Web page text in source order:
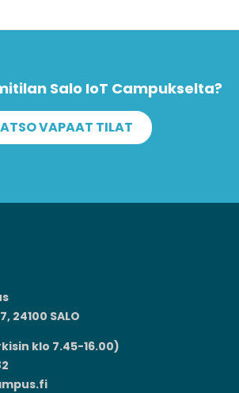
Salo IoT Campukselta?
VAPAAT TILAT
24100 SALO
klo 7.45-16.00)